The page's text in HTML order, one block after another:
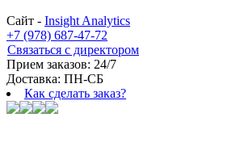
Сайт - Insight Analytics
+7 (978) 687-47-72
Связаться с директором
Прием заказов: 24/7
Доставка: ПН-СБ
Как сделать заказ?